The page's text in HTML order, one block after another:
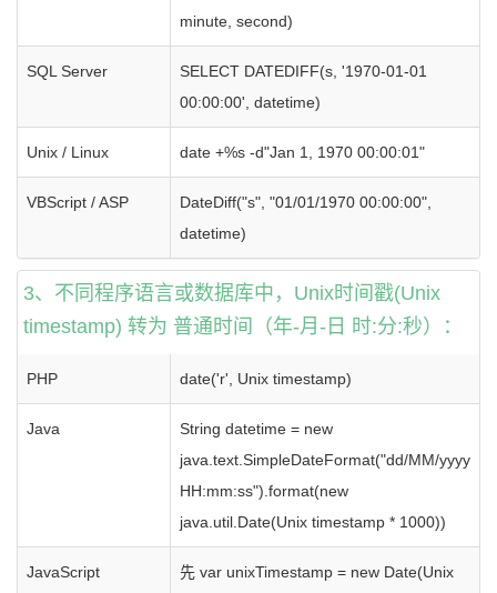
minute, second)
SQL Server
SELECT DATEDIFF(s, '1970-01-01
00:00:00', datetime)
Unix / Linux date +%s -d"Jan 1, 1970 00:00:01"
VBScript / ASP
DateDiff("s", "01/01/1970 00:00:00",
datetime)
3、不同程序语言或数据库中，Unix时间戳(Unix
timestamp) 转为 普通时间（年-月-日 时:分:秒）：
PHP date('r', Unix timestamp)
Java
String datetime = new
java.text.SimpleDateFormat("dd/MM/yyyy
HH:mm:ss").format(new
java.util.Date(Unix timestamp * 1000))
JavaScript
先 var unixTimestamp = new Date(Unix